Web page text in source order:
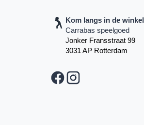
Kom langs in de winkel
Carrabas speelgoed
Jonker Fransstraat 99
3031 AP Rotterdam